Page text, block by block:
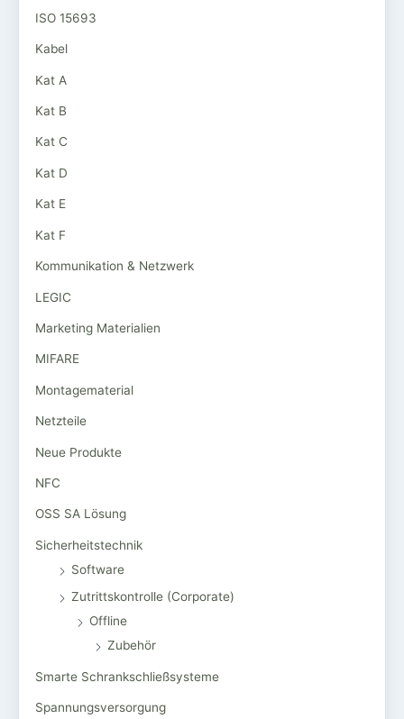
ISO 15693
Kabel
Kat A
Kat B
Kat C
Kat D
Kat E
Kat F
Kommunikation & Netzwerk
LEGIC
Marketing Materialien
MIFARE
Montagematerial
Netzteile
Neue Produkte
NFC
OSS SA Lösung
Sicherheitstechnik
Software
Zutrittskontrolle (Corporate)
Offline
Zubehör
Smarte Schrankschließsysteme
Spannungsversorgung